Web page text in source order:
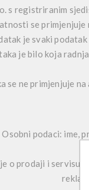
s registriranim
se primjenjuje
je svaki
je bilo koja
se ne primjenjuje
Osobni podaci: ime,
o prodaji i servisu: